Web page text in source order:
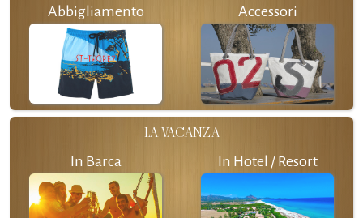
Abbigliamento Accessori
LA VACANZA
In Barca In Hotel / Resort